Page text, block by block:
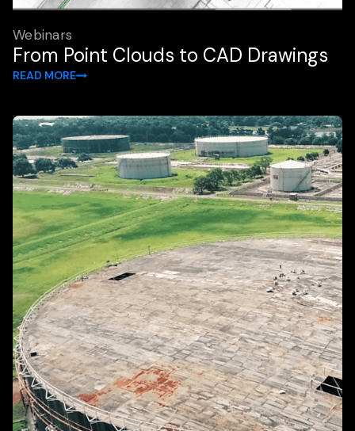
Webinars
From Point Clouds to CAD Drawings
READ MORE